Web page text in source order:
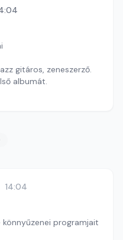
gitáros, zeneszerző.
albumát.
14:04
könnyűzenei programjait